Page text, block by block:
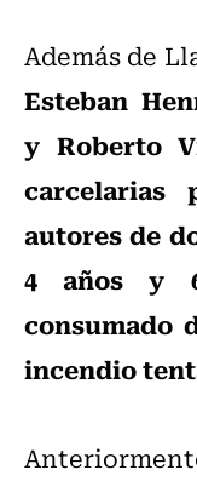
Además de
Esteban
y Roberto
autores de
4 años y
consumado
incendio